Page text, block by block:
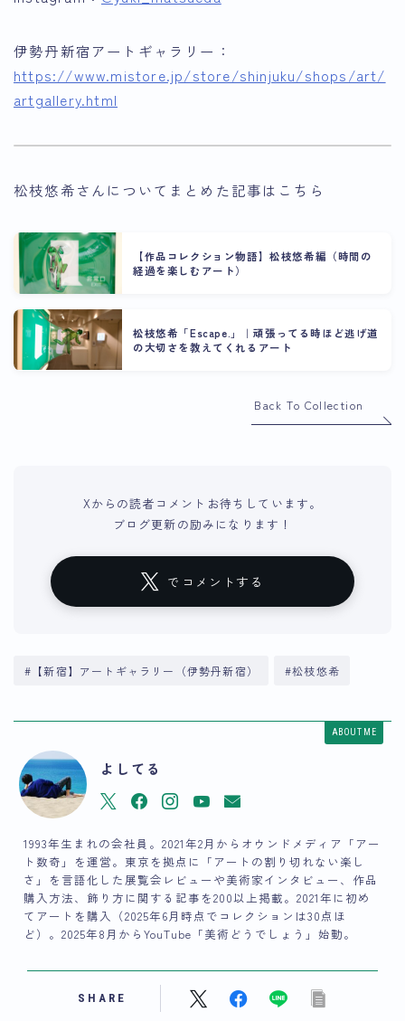
伊勢丹新宿アートギャラリー：
https://www.mistore.jp/store/shinjuku/shops/art/
artgallery.html
松枝悠希さんについてまとめた記事はこちら
【作品コレクション物語】松枝悠希編（時間の
経過を楽しむアート）
松枝悠希「Escape.」｜頑張ってる時ほど逃げ道
の大切さを教えてくれるアート
Back To Collection
Xからの読者コメントお待ちしています。
ブログ更新の励みになります！
でコメントする
#【新宿】アートギャラリー（伊勢丹新宿） #松枝悠希
ABOUT ME
よしてる
1993年生まれの会社員。2021年2月からオウンドメディア「アー
ト数奇」を運営。東京を拠点に「アートの割り切れない楽し
さ」を言語化した展覧会レビューや美術家インタビュー、作品
購入方法、飾り方に関する記事を200以上掲載。2021年に初め
てアートを購入（2025年6月時点でコレクションは30点ほ
ど）。2025年8月からYouTube「美術どうでしょう」始動。
SHARE